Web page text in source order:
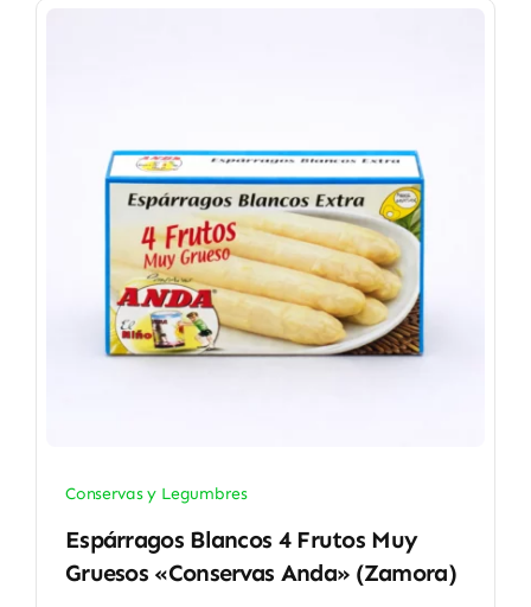
Conservas y Legumbres
Espárragos Blancos 4 Frutos Muy
Gruesos «Conservas Anda» (Zamora)